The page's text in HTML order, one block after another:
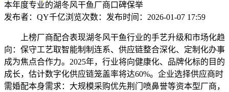
本年度专业的湖冬风干鱼厂商口碑保举
发布者： QY千亿浏览次数： 发布时间： 2026-01-07 17:59
上榜厂商配合表现湖冬风干鱼行业的手艺升级和市场化趋
向：保守工艺取智能制制连系、供应链整合深化、定制化办事
成为焦点合作力。2025年，行业将向健康化、品牌化标的目的
成长，估计数字化供应链笼盖率将达60%。企业选择供应商时
需婚配本身需求：大规模采购优先荆门喷鼻誉等资本型厂商，